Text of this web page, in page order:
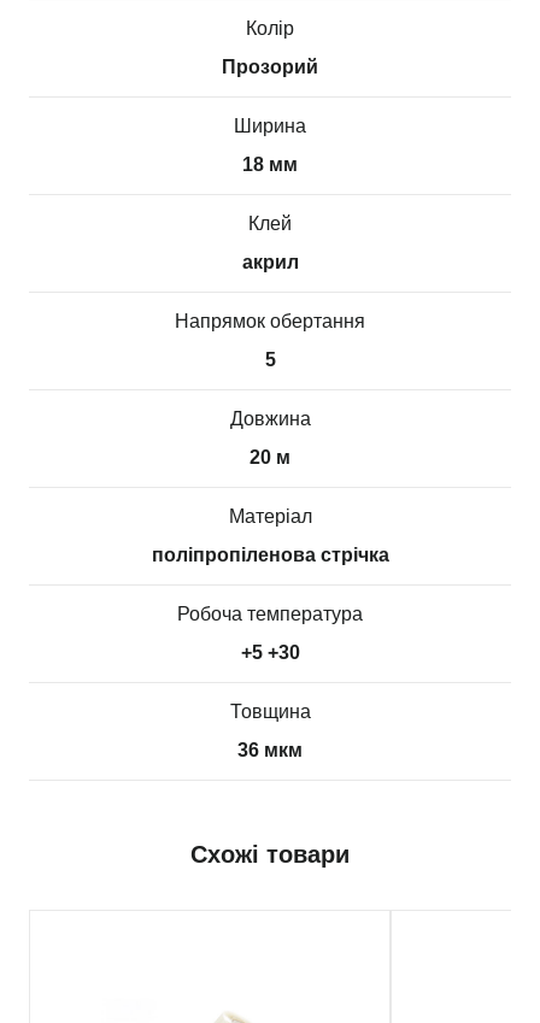
Колір
Прозорий
Ширина
18 мм
Клей
акрил
Напрямок обертання
5
Довжина
20 м
Матеріал
поліпропіленова стрічка
Робоча температура
+5 +30
Товщина
36 мкм
Схожі товари